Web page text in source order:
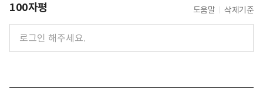
100자평 도움말 삭제기준